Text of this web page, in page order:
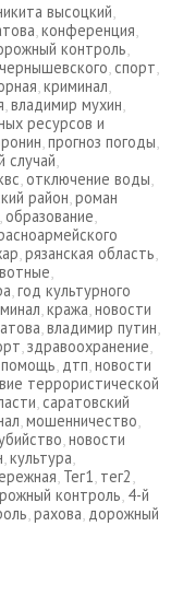
высоцкий,
,конференция,
контроль,
, спорт,
,криминал,
,владимир мухин,
ресурсов и
,прогноз погоды,
случай,
, отключение воды,
район,роман
, образование,
,рязанская область,
,
,год культурного
,кража,новости
,владимир путин,
,здравоохранение,
, дтп,новости
террористической
, саратовский
,мошенничество,
,новости
,культура,
, Тег1, тег2,
контроль, 4-й
,рахова, дорожный